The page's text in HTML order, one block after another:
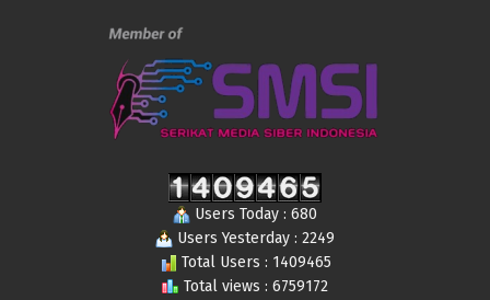
Users Today : 680
Users Yesterday : 2249
Total Users : 1409465
Total views : 6759172